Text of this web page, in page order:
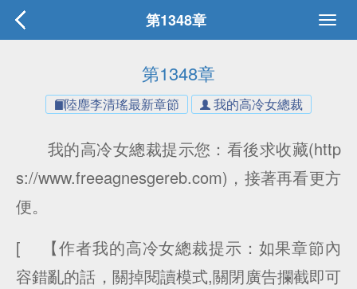
第1348章
第1348章
陸塵李清瑤最新章節 我的高冷女總裁
我的高冷女總裁提示您：看後求收藏(http
s://www.freeagnesgereb.com)，接著再看更方
便。
[ 【作者我的高冷女總裁提示：如果章節內
容錯亂的話，關掉閱讀模式,關閉廣告攔截即可